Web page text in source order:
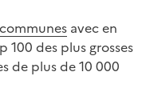
avec en
des plus grosses
de plus de 10 000